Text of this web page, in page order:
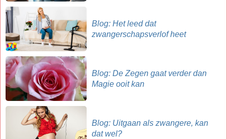
Blog: Het leed dat
zwangerschapsverlof heet
Blog: De Zegen gaat verder dan
Magie ooit kan
Blog: Uitgaan als zwangere, kan
dat wel?